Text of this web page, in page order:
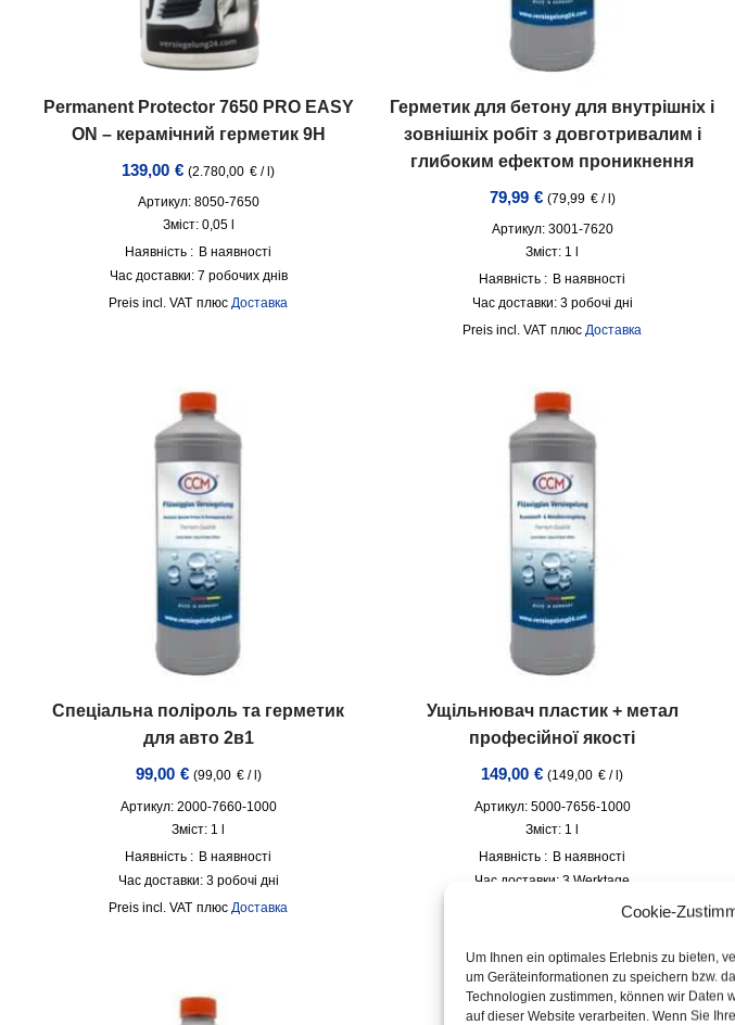
Cookie-
Um Ihnen ein optimales Erlebnis zu bieten,
um Geräteinformationen zu speichern bzw.
Technologien zustimmen, können wir Daten
auf dieser Website verarbeiten. Wenn Sie
Permanent Protector 7650 PRO EASY
ON – керамічний герметик 9H
139,00 € (2.780,00 € /l)
Артикул: 8050-7650
Зміст: 0,05
Наявність : В наявності
Час доставки: 7 робочих днів
incl. VAT плюсДоставка
Герметик для бетону для внутрішніх і
зовнішніх робіт з довготривалим і
глибоким ефектом проникнення
79,99 € (79,99 €/l)
Артикул: 3001-7620
Зміст: 1
Наявність : В наявності
Час доставки: 3 робочі дні
incl. VAT плюсДоставка
Спеціальна поліроль та герметик
для авто 2в1
99,00 € (99,00 €/ )
Артикул: 2000-7660-1000
Зміст: 1l
Наявність : В наявності
Час доставки: 3 робочі дні
incl. VAT плюсДоставка
Ущільнювач пластик + метал
професійної якості
149,00 € (149,00 € / l)
Артикул: 5000-7656-1000
Зміст: 1l
Наявність : В наявності
Час доставки:3 Werktage
Доставка